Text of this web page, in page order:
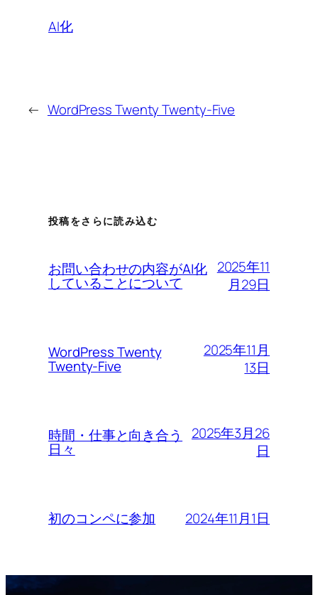
AI化
← WordPress Twenty Twenty-Five
投稿をさらに読み込む
お問い合わせの内容がAI化
していることについて
2025年11
月29日
WordPress Twenty
Twenty-Five
2025年11月
13日
時間・仕事と向き合う
日々
2025年3月26
日
初のコンペに参加 2024年11月1日